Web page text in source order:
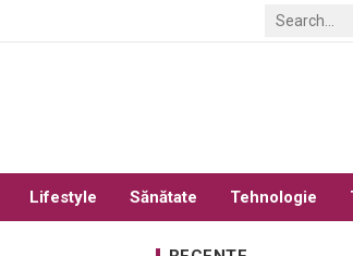
Lifestyle Sănătate Tehnologie